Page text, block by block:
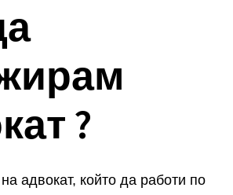
?
адвокат, който да работи по